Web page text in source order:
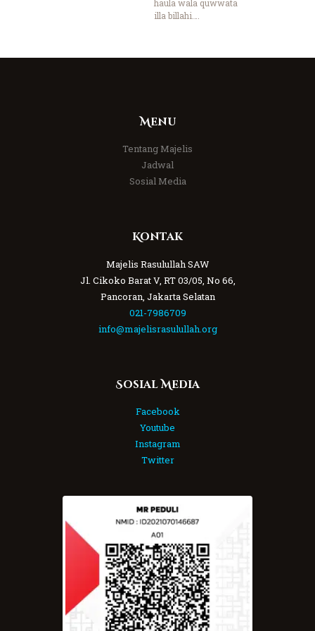
haula wala quwwata
illa billahi….
Menu
Tentang Majelis
Jadwal
Sosial Media
Kontak
Majelis Rasulullah SAW
Jl. Cikoko Barat V, RT 03/05, No 66,
Pancoran, Jakarta Selatan
021-7986709
info@majelisrasulullah.org
Sosial Media
Facebook
Youtube
Instagram
Twitter